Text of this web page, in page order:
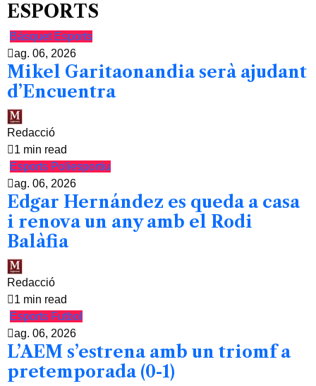
ESPORTS
Bàsquet Esports
ag. 06, 2026
Mikel Garitaonandia serà ajudant
d’Encuentra
Redacció
1 min read
Esports Poliesportiu
ag. 06, 2026
Edgar Hernández es queda a casa
i renova un any amb el Rodi
Balàfia
Redacció
1 min read
Esports Futbol
ag. 06, 2026
L’AEM s’estrena amb un triomf a
pretemporada (0-1)